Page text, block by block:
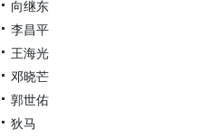
向继东
李昌平
王海光
邓晓芒
郭世佑
狄马